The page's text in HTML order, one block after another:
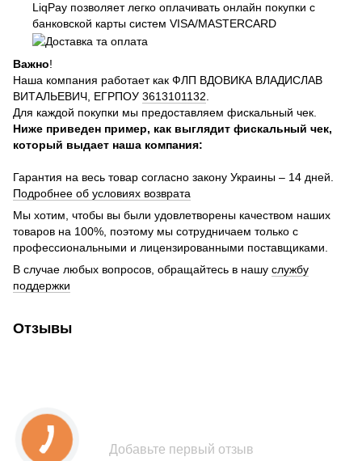
LiqPay позволяет легко оплачивать онлайн покупки с
банковской карты систем VISA/MASTERCARD
Важно!
Наша компания работает как ФЛП ВДОВИКА ВЛАДИСЛАВ
ВИТАЛЬЕВИЧ, ЕГРПОУ 3613101132
Для каждой покупки мы предоставляем фискальный чек.
Ниже приведен пример, как выглядит фискальный чек,
который выдает наша компания:
Гарантия на весь товар согласно закону Украины – 14 дней.
Подробнее об условиях возврата
Мы хотим, чтобы вы были удовлетворены качеством наших
товаров на 100%, поэтому мы сотрудничаем только с
профессиональными и лицензированными поставщиками.
В случае любых вопросов, обращайтесь в нашу службу
поддержки
Отзывы
Добавьте первый отзыв